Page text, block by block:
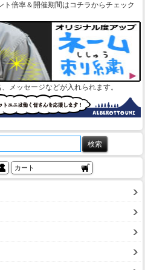
倍率＆開催期間はコチラからチェック
メッセージなどが入れられます。
カート